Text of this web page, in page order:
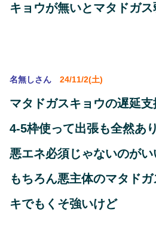
キョウが無いとマタドガ
名無しさん 24/11/2(土)
マタドガスキョウの遅延
4-5枠使って出張も全然あ
悪エネ必須じゃないのが
もちろん悪主体のマタド
キでもくそ強いけど